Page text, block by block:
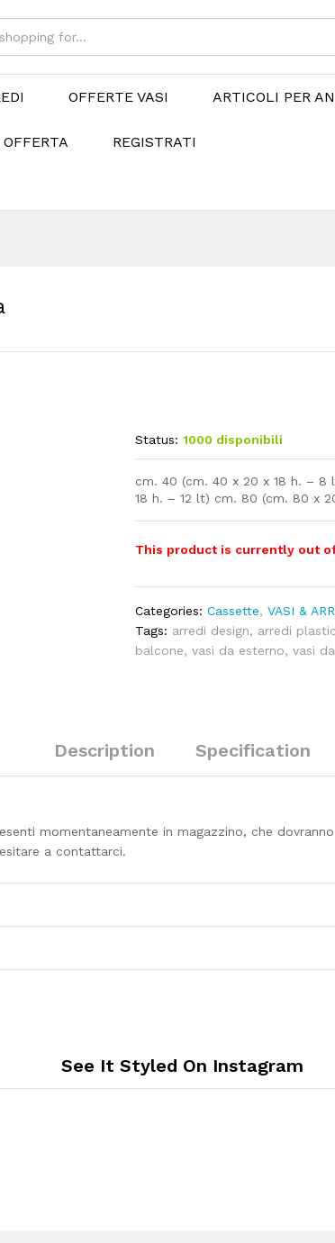
OFFERTE VASI ARTICOLI PER
REGISTRATI
Status: 1000 disponibili
cm. 40 (cm. 40 x 20 x 18 h. –
18 h. – 12 lt) cm. 80 (cm. 80 x
This product is currently out
Categories:Cassette,VASI &
Tags: arredi design, arredi
balcone,vasi da esterno,vasi
Description Specification
momentaneamente in magazzino, che
a contattarci.
See It Styled On Instagram